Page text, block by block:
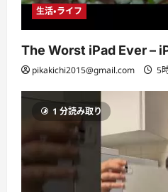
生活・ライフ
The Worst iPad Ever –
pikakichi2015@gmail.com 5
1 分読み取り